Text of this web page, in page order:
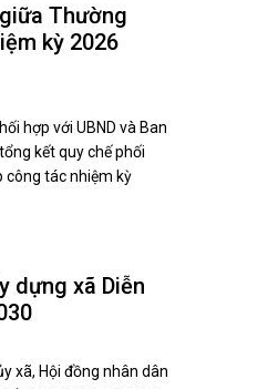
Thường
kỳ 2026
hợp với UBND và Ban
kết quy chế phối
công tác nhiệm kỳ
xã, Hội đồng nhân dân
tổ chức thành công Kỳ